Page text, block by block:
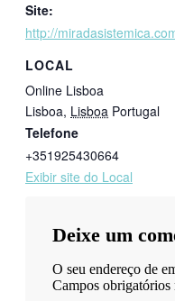
Site:
http://
LOCAL
Online Lisboa
Lisboa, Lisboa Portugal
Telefone
+351925430664
Exibir site do Local
Deixe um
O seu endereço de
Campos obrigatórios